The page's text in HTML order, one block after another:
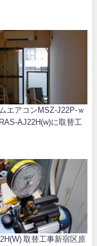
エアコンMSZ-J22P-ｗ
AJ22H(w)に取替工
取替工事新宿区原